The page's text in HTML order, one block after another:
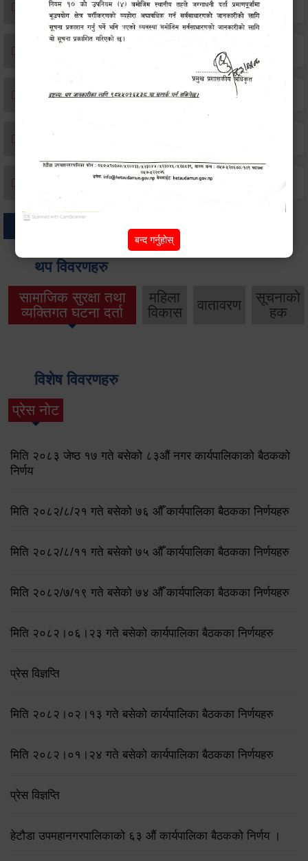
विवाह दर्ता
बसाइ-सराई जाने/आउने दर्ता
मृत्यू दर्ता
थप विवरणहरु
सामाजिक सुरक्षा तथा
व्यक्तिगत घटना दर्ता
महिला
विकास
वातावरण
सूचनाको
हक
विशेष विवरणहरु
प्रेस नोट
मिति २०८३ जेष्ठ १७ गते बसेको ८३औं नगर कार्यपालिकाको बैठकको
निर्णय
मिति २०८२/८/२१ गते बसेको ७६ औँ कार्यपालिका बैठकका निर्णयहरु
मिति २०८२/८/११ गते बसेको ७५ औँ कार्यपालिका बैठकका निर्णयहरु
मिति २०८२/७/१९ गते बसेको ७४ औँ कार्यपालिका बैठकका निर्णयहरु
मिति २०८२।०६।२३ गते बसेको कार्यपालिका बैठकका निर्णयहरु
प्रेस विज्ञप्ति
मिति २०८२।०२।१३ गते बसेको कार्यपालिका बैठकका निर्णयहरु
मिति २०८२।०१।२४ गते बसेको कार्यपालिका बैठकका निर्णयहरु
प्रेस विज्ञप्ति
हेटौडा उपमहानगरपालिकाको ६३ औं कार्यपालिका बैठकको निर्णय ।
बन्द गर्नुहोस्